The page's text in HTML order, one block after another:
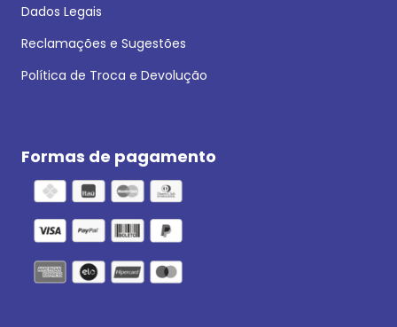
Dados Legais
Reclamações e Sugestões
Política de Troca e Devolução
Formas de pagamento